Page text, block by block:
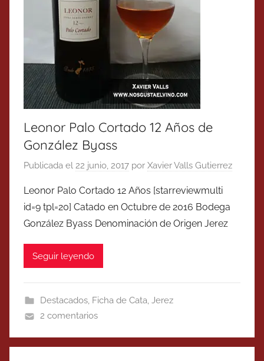
Leonor Palo Cortado 12 Años de
González Byass
Publicada el 22 junio, 2017 por Xavier Valls Gutierrez
Leonor Palo Cortado 12 Años [starreviewmulti
id=9 tpl=20] Catado en Octubre de 2016 Bodega
González Byass Denominación de Origen Jerez
Seguir leyendo
Destacados, Ficha de Cata, Jerez
2 comentarios